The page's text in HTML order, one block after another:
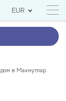
EUR
в Махмутлар